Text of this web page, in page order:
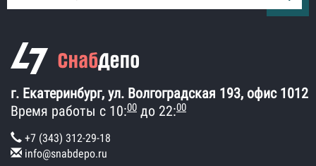
г. Екатеринбург, ул. Волгоградская 193, офис 1012
Время работы с 10:00 до 22:00
+7 (343) 312-29-18
info@snabdepo.ru